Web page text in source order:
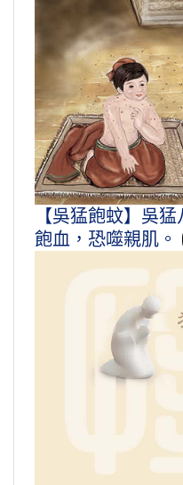
【吳猛飽蚊】吳
飽血，恐噬親肌。